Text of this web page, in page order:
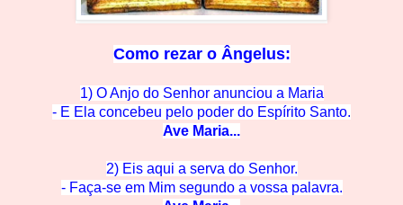
Como rezar o Ângelus:
1) O Anjo do Senhor anunciou a Maria
- E Ela concebeu pelo poder do Espírito Santo.
Ave Maria...
2) Eis aqui a serva do Senhor.
- Faça-se em Mim segundo a vossa palavra.